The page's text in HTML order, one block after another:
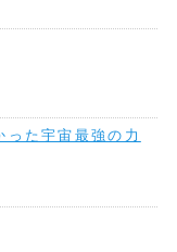
った宇宙最強の力